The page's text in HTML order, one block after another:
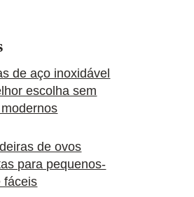
de aço inoxidável
escolha sem
de ovos
para pequenos-
fáceis